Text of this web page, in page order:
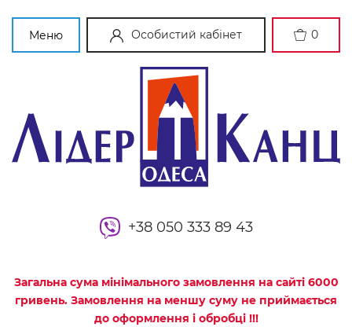
Меню Особистий кабінет 0
+38 050 333 89 43
Загальна сума мінімального замовлення на сайті 6000
гривень. Замовлення на меншу суму не приймається
до оформлення і обробці !!!